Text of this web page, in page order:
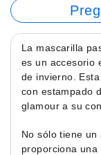
La mascarilla
es un accesorio
de invierno.
con estampado
glamour a su
No sólo tiene
proporciona